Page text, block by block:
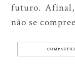
futuro. Afinal,
não se